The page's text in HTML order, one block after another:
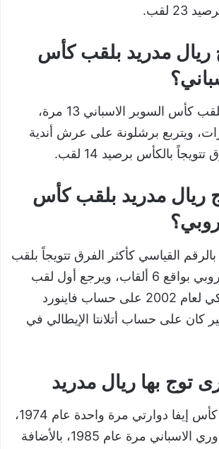
23 لقب.
ريال مدريد بلقب كأس
توج ريال مدريد بلقب كأس السوبر الاسباني 13 مرة،
وصيفاً 6 مرات، ويتربع برشلونة على عرش أندية
بالكأس برصيد 14 لقب.
ريال مدريد بلقب كأس
القياسي كأكثر الفرق تتويجاً بلقب
كأس السوبر الأوروبي بواقع 6 ألقاب، ويرجع أول لقب
حققه النادي الملكي لعام 2002 على حساب فاينورد
كان على حساب أتلانتا الإيطالي في
توج بها ريال مدريد
حقق ريال مدريد كأس إيفا دوارتي مرة واحدة عام 1974،
كما فاز بكأس الدوري الاسباني مرة عام 1985، بالأضافة